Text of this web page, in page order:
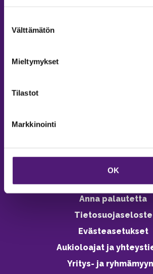
valinta
Välttämätön
Mieltymykset
Tilastot
Markkinointi
OK
Tiedustelut &
Vastuullisuus
Ympäristöohjelma
Avoimet työpaikat
Anna palautetta
Tietosuojaseloste
Evästeasetukset
Aukioloajat ja
Yritys- ja